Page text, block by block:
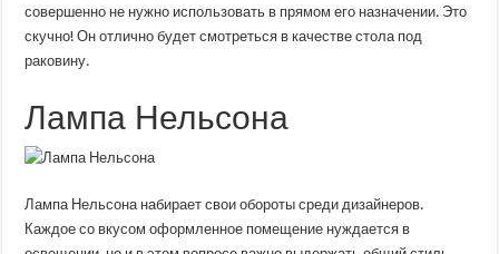
совершенно не нужно использовать в прямом его назначении. Это
скучно! Он отлично будет смотреться в качестве стола под
раковину.
Лампа Нельсона
Лампа Нельсона набирает свои обороты среди дизайнеров.
Каждое со вкусом оформленное помещение нуждается в